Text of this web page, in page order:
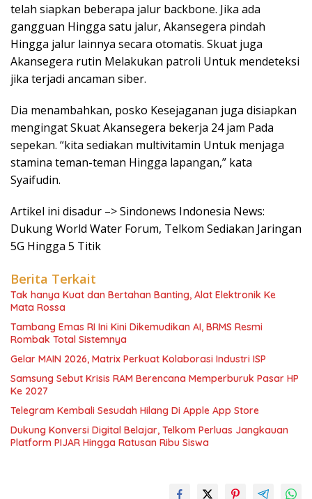
telah siapkan beberapa jalur backbone. Jika ada
gangguan Hingga satu jalur, Akansegera pindah
Hingga jalur lainnya secara otomatis. Skuat juga
Akansegera rutin Melakukan patroli Untuk mendeteksi
jika terjadi ancaman siber.
Dia menambahkan, posko Kesejaganan juga disiapkan
mengingat Skuat Akansegera bekerja 24 jam Pada
sepekan. “kita sediakan multivitamin Untuk menjaga
stamina teman-teman Hingga lapangan,” kata
Syaifudin.
Artikel ini disadur –> Sindonews Indonesia News:
Dukung World Water Forum, Telkom Sediakan Jaringan
5G Hingga 5 Titik
Berita Terkait
Tak hanya Kuat dan Bertahan Banting, Alat Elektronik Ke
Mata Rossa
Tambang Emas RI Ini Kini Dikemudikan AI, BRMS Resmi
Rombak Total Sistemnya
Gelar MAIN 2026, Matrix Perkuat Kolaborasi Industri ISP
Samsung Sebut Krisis RAM Berencana Memperburuk Pasar HP
Ke 2027
Telegram Kembali Sesudah Hilang Di Apple App Store
Dukung Konversi Digital Belajar, Telkom Perluas Jangkauan
Platform PIJAR Hingga Ratusan Ribu Siswa